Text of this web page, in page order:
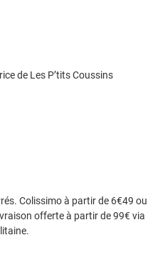
de Les P’tits Coussins
Colissimo à partir de 6€49 ou
offerte à partir de 99€ via